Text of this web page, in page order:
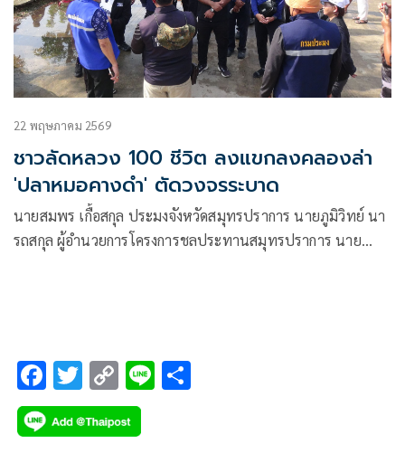
22 พฤษภาคม 2569
ชาวลัดหลวง 100 ชีวิต ลงแขกลงคลองล่า
'ปลาหมอคางดำ' ตัดวงจรระบาด
นายสมพร เกื้อสกุล ประมงจังหวัดสมุทรปราการ นายภูมิวิทย์ นา
รถสกุล ผู้อำนวยการโครงการชลประทานสมุทรปราการ นาย
F
ac
e
T
wi
tt
C
o
p
Li